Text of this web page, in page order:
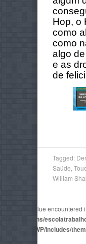
Hop, o
como
como
algo
e as
de
Tagged:
Saúde
William
numeric value encountered
domains/
AegaeusWP/includes/